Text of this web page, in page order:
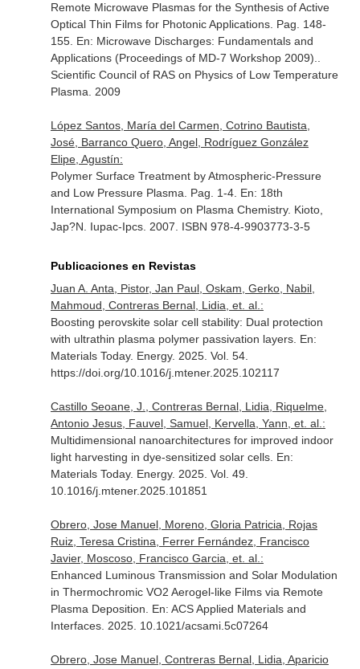
Remote Microwave Plasmas for the Synthesis of Active
Optical Thin Films for Photonic Applications. Pag. 148-
155. En: Microwave Discharges: Fundamentals and
Applications (Proceedings of MD-7 Workshop 2009).
Scientific Council of RAS on Physics of Low Temperature
Plasma. 2009
López Santos, María del Carmen, Cotrino Bautista,
José, Barranco Quero, Angel, Rodríguez González
Elipe, Agustín:
Polymer Surface Treatment by Atmospheric-Pressure
and Low Pressure Plasma. Pag. 1-4. En: 18th
International Symposium on Plasma Chemistry. Kioto,
Jap?N. Iupac-Ipcs. 2007. ISBN 978-4-9903773-3-5
Publicaciones en Revistas
Juan A. Anta, Pistor, Jan Paul, Oskam, Gerko, Nabil,
Mahmoud, Contreras Bernal, Lidia, et. al.:
Boosting perovskite solar cell stability: Dual protection
with ultrathin plasma polymer passivation layers. En:
Materials Today. Energy. 2025. Vol. 54.
https://doi.org/10.1016/j.mtener.2025.102117
Castillo Seoane, J., Contreras Bernal, Lidia, Riquelme,
Antonio Jesus, Fauvel, Samuel, Kervella, Yann, et. al.:
Multidimensional nanoarchitectures for improved indoor
light harvesting in dye-sensitized solar cells. En:
Materials Today. Energy. 2025. Vol. 49.
10.1016/j.mtener.2025.101851
Obrero, Jose Manuel, Moreno, Gloria Patricia, Rojas
Ruiz, Teresa Cristina, Ferrer Fernández, Francisco
Javier, Moscoso, Francisco Garcia, et. al.:
Enhanced Luminous Transmission and Solar Modulation
in Thermochromic VO2 Aerogel-like Films via Remote
Plasma Deposition. En: ACS Applied Materials and
Interfaces. 2025. 10.1021/acsami.5c07264
Obrero, Jose Manuel, Contreras Bernal, Lidia, Aparicio